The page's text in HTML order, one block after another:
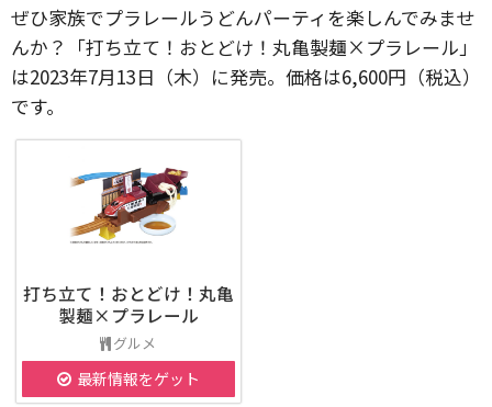
ぜひ家族でプラレールうどんパーティを楽しんでみませ
んか？「打ち立て！おとどけ！丸亀製麺×プラレール」
は2023年7月13日（木）に発売。価格は6,600円（税込）
です。
打ち立て！おとどけ！丸亀
製麺×プラレール
グルメ
最新情報をゲット